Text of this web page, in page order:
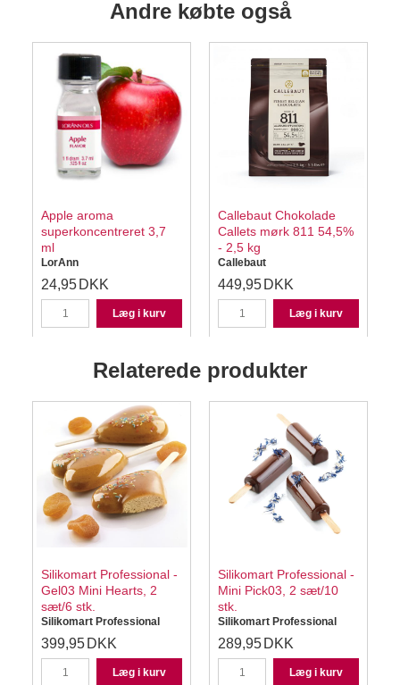
Andre købte også
Apple aroma
superkoncentreret 3,7
ml
LorAnn
24,95 DKK
Læg i kurv
Callebaut Chokolade
Callets mørk 811 54,5%
- 2,5 kg
Callebaut
449,95 DKK
Læg i kurv
Relaterede produkter
Silikomart Professional -
Gel03 Mini Hearts, 2
sæt/6 stk.
Silikomart Professional
399,95 DKK
Læg i kurv
Silikomart Professional -
Mini Pick03, 2 sæt/10
stk.
Silikomart Professional
289,95 DKK
Læg i kurv